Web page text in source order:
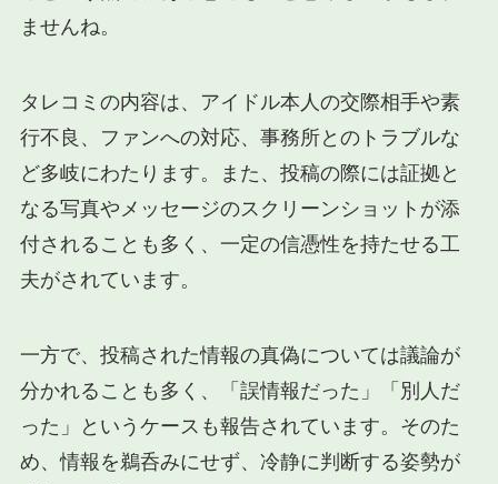
ませんね。
タレコミの内容は、アイドル本人の交際相手や素
行不良、ファンへの対応、事務所とのトラブルな
ど多岐にわたります。また、投稿の際には証拠と
なる写真やメッセージのスクリーンショットが添
付されることも多く、一定の信憑性を持たせる工
夫がされています。
一方で、投稿された情報の真偽については議論が
分かれることも多く、「誤情報だった」「別人だ
った」というケースも報告されています。そのた
め、情報を鵜呑みにせず、冷静に判断する姿勢が